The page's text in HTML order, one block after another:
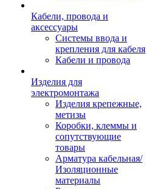
Кабели, провода и
аксессуары
Системы ввода и
крепления для кабеля
Кабели и провода
Изделия для
электромонтажа
Изделия крепежные,
метизы
Коробки, клеммы и
сопутствующие
товары
Арматура кабельная/
Изоляционные
материалы